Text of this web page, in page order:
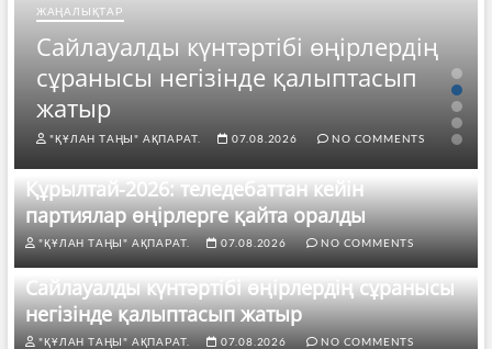
ЖАҢАЛЫҚТАР
Сайлауалды күнтәртібі өңірлердің
сұранысы негізінде қалыптасып
жатыр
"ҚҰЛАН ТАҢЫ" АҚПАРАТ. 07.08.2026 NO COMMENTS
Құрылтай-2026: теледебаттан кейін
партиялар өңірлерге қайта оралды
"ҚҰЛАН ТАҢЫ" АҚПАРАТ. 07.08.2026 NO COMMENTS
Сайлауалды күнтәртібі өңірлердің сұранысы
негізінде қалыптасып жатыр
"ҚҰЛАН ТАҢЫ" АҚПАРАТ. 07.08.2026 NO COMMENTS